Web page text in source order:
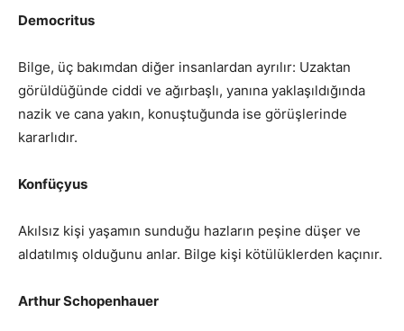
Democritus
Bilge, üç bakımdan diğer insanlardan ayrılır: Uzaktan
görüldüğünde ciddi ve ağırbaşlı, yanına yaklaşıldığında
nazik ve cana yakın, konuştuğunda ise görüşlerinde
kararlıdır.
Konfüçyus
Akılsız kişi yaşamın sunduğu hazların peşine düşer ve
aldatılmış olduğunu anlar. Bilge kişi kötülüklerden kaçınır.
Arthur Schopenhauer